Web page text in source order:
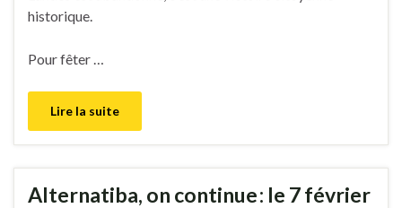
historique.
Pour fêter …
Lire la suite
Alternatiba, on continue : le 7 février